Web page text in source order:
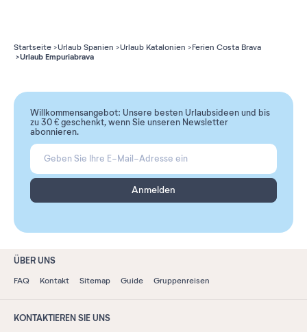
Startseite Urlaub Spanien Urlaub Katalonien Ferien Costa Brava
Urlaub Empuriabrava
Willkommensangebot: Unsere besten Urlaubsideen und bis
zu 30 € geschenkt, wenn Sie unseren Newsletter
abonnieren.
Anmelden
ÜBER UNS
FAQ Kontakt Sitemap Guide Gruppenreisen
KONTAKTIEREN SIE UNS